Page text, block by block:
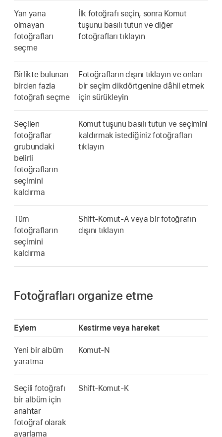
Yan yana
olmayan
fotoğrafları
seçme
İlk fotoğrafı seçin, sonra Komut
tuşunu basılı tutun ve diğer
fotoğrafları tıklayın
Birlikte bulunan
birden fazla
fotoğrafı seçme
Fotoğrafların dışını tıklayın ve onları
bir seçim dikdörtgenine dâhil etmek
için sürükleyin
Seçilen
fotoğraflar
grubundaki
belirli
fotoğrafların
seçimini
kaldırma
Komut tuşunu basılı tutun ve seçimini
kaldırmak istediğiniz fotoğrafları
tıklayın
Tüm
fotoğrafların
seçimini
kaldırma
Shift-Komut-A veya bir fotoğrafın
dışını tıklayın
Fotoğrafları organize etme
Eylem Kestirme veya hareket
Yeni bir albüm
yaratma
Komut-N
Seçili fotoğrafı
bir albüm için
anahtar
fotoğraf olarak
ayarlama
Shift-Komut-K